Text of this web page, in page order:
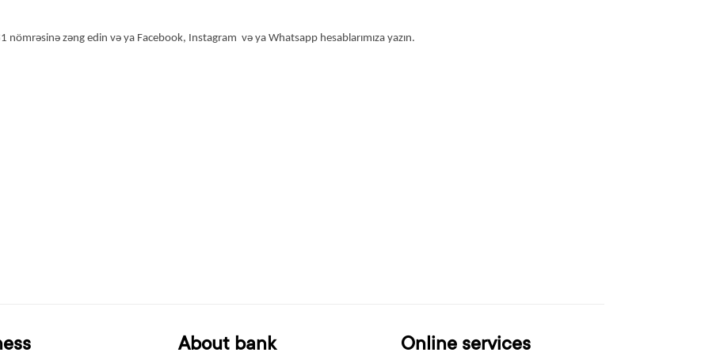
nömrəsinə zəng edin və ya Facebook, Instagram və ya Whatsapp hesablarımıza yazın.
About bank Online services